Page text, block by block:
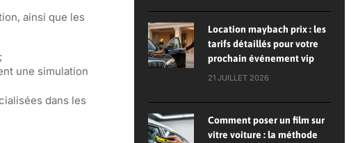
ainsi que les
une simulation
dans les
Location maybach prix : les
tarifs détaillés pour votre
prochain événement vip
21 JUILLET 2026
Comment poser un film sur
vitre voiture : la méthode